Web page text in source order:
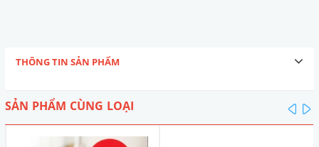
THÔNG TIN SẢN PHẨM
SẢN PHẨM CÙNG LOẠI